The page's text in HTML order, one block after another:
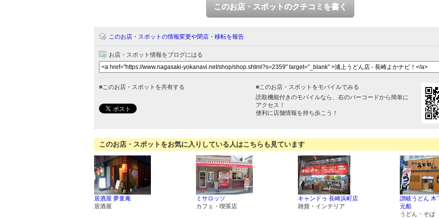
このお店・スポットのクチコミを書く
このお店・スポットの情報変更や閉店・移転を報告
お店・スポット情報をブログにはる
■このお店・スポットを共有する ■このお店・スポットをモバイルでみる
読取機能付きのモバイルなら、右のバーコードから簡単に
アクセス！
便利に店舗情報を持ち歩こう！
このお店・スポットをお気に入りしている人はこちらも見ています
居酒屋 夢童庵
居酒屋
ミサロッソ
カフェ・喫茶店
キャンドゥ 長崎浜町店
雑貨・インテリア
讃岐うどん 木
元船
うどん・そば